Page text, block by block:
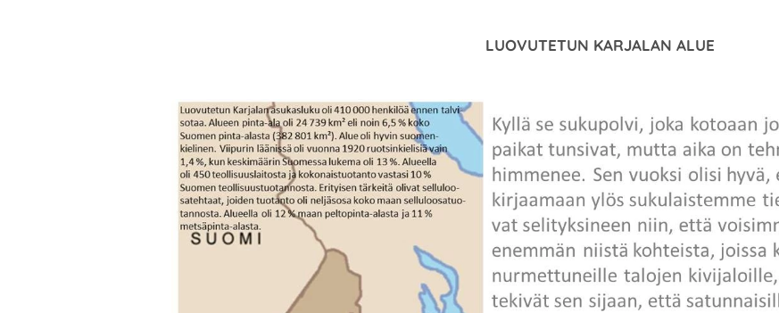
LUOVUTETUN KARJALAN ALUE